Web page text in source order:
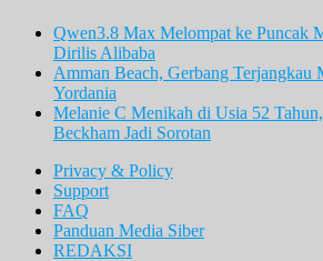
Qwen3.8 Max Melompat ke Puncak
Dirilis Alibaba
Amman Beach, Gerbang
Yordania
Melanie C Menikah di Usia 52
Beckham Jadi Sorotan
Privacy & Policy
Support
FAQ
Panduan Media Siber
REDAKSI